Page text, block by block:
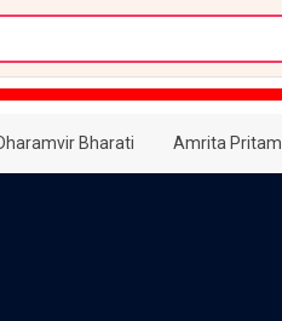
Bharati Amrita Pritam